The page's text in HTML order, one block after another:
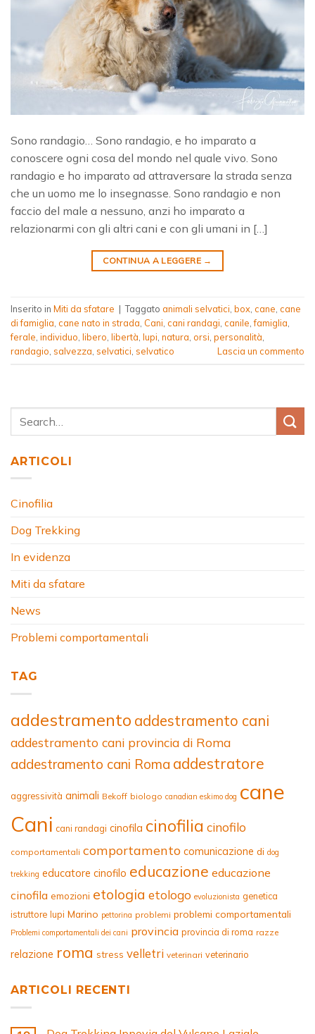
Sono randagio… Sono randagio, e ho imparato a
conoscere ogni cosa del mondo nel quale vivo. Sono
randagio e ho imparato ad attraversare la strada senza
che un uomo me lo insegnasse. Sono randagio e non
faccio del male a nessuno, anzi ho imparato a
relazionarmi con gli altri cani e con gli umani in […]
CONTINUA A LEGGERE →
Inserito in Miti da sfatare | Taggato animali selvatici box cane cane
di famiglia cane nato in strada Cani cani randagi canile ,famiglia
ferale individuo libero libertà lupi natura orsi personalità
randagio salvezza selvatici selvatico Lascia un commento
ARTICOLI
Cinofilia
Dog Trekking
In evidenza
Miti da sfatare
News
Problemi comportamentali
TAG
addestramento addestramento cani
addestramento cani provincia di Roma
addestramento cani Roma addestratore
aggressività animali Bekoff biologo canadian eskimo dog cane
Cani cani randagi cinofila cinofilia cinofilo
comportamentali comportamento comunicazione di dog
trekking educatore cinofilo educazione educazione
cinofila emozioni etologia etologo evoluzionista genetica
istruttore lupi Marino pettorina problemi problemi comportamentali
Problemi comportamentali dei cani provincia provincia di roma razze
relazione roma stress velletri veterinari veterinario
ARTICOLI RECENTI